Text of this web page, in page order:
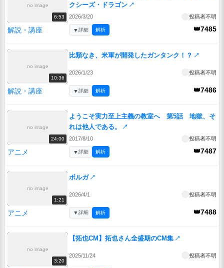
no image
6:53
クシーズ・ドラゴン ↗
2026/3/20 投稿者不明
解説・講座 👑7485
▼詳細 解析
no image
10:36
比類なき、米軍が開発したガンタンク！？ ↗
2026/1/23 投稿者不明
解説・講座 👑7486
▼詳細 解析
no image
24:00
ようこそ実力至上主義の教室へ 第5話 地獄、そ
れは他人である。
↗
2017/8/10 投稿者不明
アニメ 👑7487
▼詳細 解析
no image
1:21
ボルガ ↗
2026/4/1 投稿者不明
アニメ 👑7488
▼詳細 解析
no image
3:20
【拓也CM】拓也さん全盛期のCM集 ↗
2025/11/24 投稿者不明